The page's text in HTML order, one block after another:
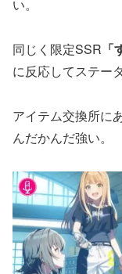
い。
同じく限定SSR
に反応してステー
アイテム交換所に
んだかんだ強い。